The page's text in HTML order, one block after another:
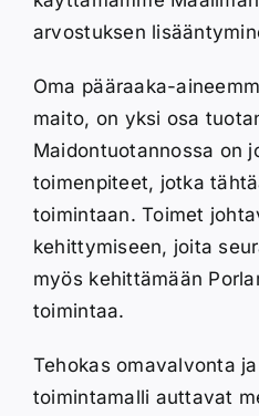
arvostuksen
Oma pääraaka-
maito, on yksi osa
Maidontuotannossa on
toimenpiteet, jotka
toimintaan. Toimet
kehittymiseen, joita
myös kehittämään
toimintaa.
Tehokas omavalvonta
toimintamalli auttavat